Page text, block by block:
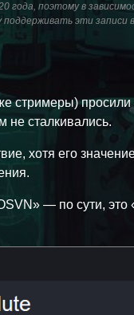
года, поэтому в
эти записи
стримеры) просили
не сталкивались.
хотя его значение
— по сути,